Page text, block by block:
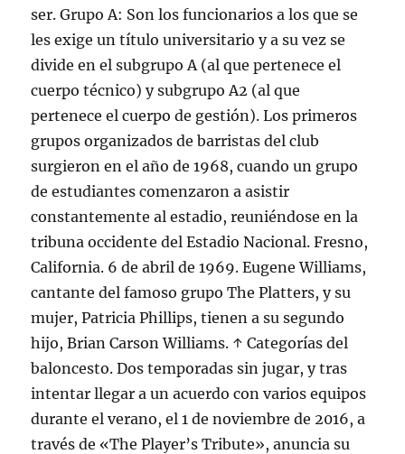
ser. Grupo A: Son los funcionarios a los que se
les exige un título universitario y a su vez se
divide en el subgrupo A (al que pertenece el
cuerpo técnico) y subgrupo A2 (al que
pertenece el cuerpo de gestión). Los primeros
grupos organizados de barristas del club
surgieron en el año de 1968, cuando un grupo
de estudiantes comenzaron a asistir
constantemente al estadio, reuniéndose en la
tribuna occidente del Estadio Nacional. Fresno,
California. 6 de abril de 1969. Eugene Williams,
cantante del famoso grupo The Platters, y su
mujer, Patricia Phillips, tienen a su segundo
hijo, Brian Carson Williams. ↑ Categorías del
baloncesto. Dos temporadas sin jugar, y tras
intentar llegar a un acuerdo con varios equipos
durante el verano, el 1 de noviembre de 2016, a
través de «The Player’s Tribute», anuncia su